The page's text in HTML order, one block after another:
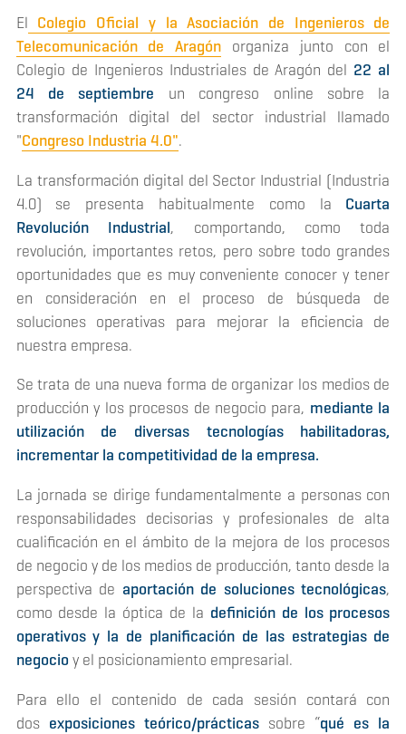
El Colegio Oficial y la Asociación de Ingenieros de
Telecomunicación de Aragón organiza junto con el
Colegio de Ingenieros Industriales de Aragón del 22 al
24 de septiembre un congreso online sobre la
transformación digital del sector industrial llamado
"Congreso Industria 4.0".
La transformación digital del Sector Industrial (Industria
4.0) se presenta habitualmente como la Cuarta
Revolución Industrial, comportando, como toda
revolución, importantes retos, pero sobre todo grandes
oportunidades que es muy conveniente conocer y tener
en consideración en el proceso de búsqueda de
soluciones operativas para mejorar la eficiencia de
nuestra empresa.
Se trata de una nueva forma de organizar los medios de
producción y los procesos de negocio para, mediante la
utilización de diversas tecnologías habilitadoras,
incrementar la competitividad de la empresa.
La jornada se dirige fundamentalmente a personas con
responsabilidades decisorias y profesionales de alta
cualificación en el ámbito de la mejora de los procesos
de negocio y de los medios de producción, tanto desde la
perspectiva de aportación de soluciones tecnológicas,
como desde la óptica de la definición de los procesos
operativos y la de planificación de las estrategias de
negocio y el posicionamiento empresarial.
Para ello el contenido de cada sesión contará con
dos exposiciones teórico/prácticas sobre “qué es la